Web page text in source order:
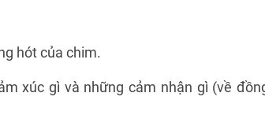
hót của chim.
xúc gì và những cảm nhận gì (về